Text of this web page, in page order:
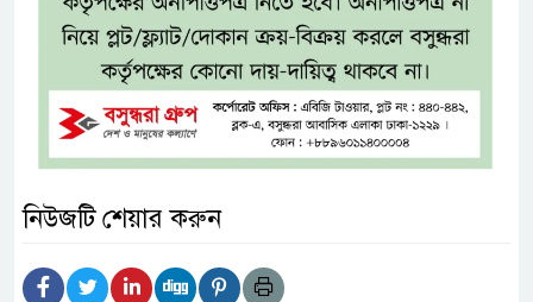
নিউজটি শেয়ার করুন